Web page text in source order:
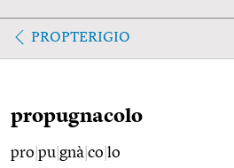
PROPTERIGIO
propugnacolo
pro pu gnà co lo